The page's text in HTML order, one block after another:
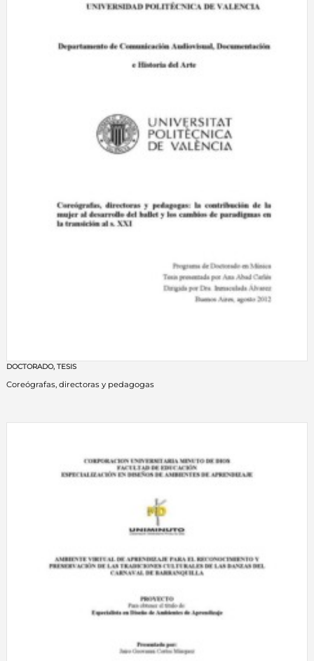
DOCTORADO, TESIS
Coreógrafas, directoras y pedagogas